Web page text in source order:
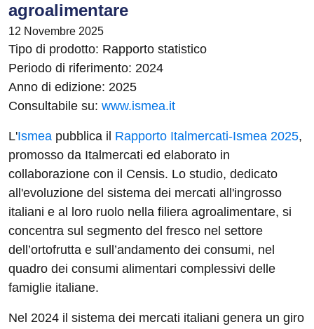
agroalimentare
12 Novembre 2025
Tipo di prodotto: Rapporto statistico
Periodo di riferimento: 2024
Anno di edizione: 2025
Consultabile su: www.ismea.it
L'Ismea pubblica il Rapporto Italmercati-Ismea 2025,
promosso da Italmercati ed elaborato in
collaborazione con il Censis. Lo studio, dedicato
all'evoluzione del sistema dei mercati all'ingrosso
italiani e al loro ruolo nella filiera agroalimentare, si
concentra sul segmento del fresco nel settore
dell’ortofrutta e sull’andamento dei consumi, nel
quadro dei consumi alimentari complessivi delle
famiglie italiane.
Nel 2024 il sistema dei mercati italiani genera un giro